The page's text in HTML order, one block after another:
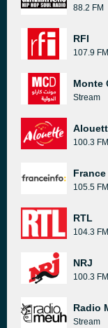
88.2 FM
RFI
107.9 FM
Monte
Stream
100.3 FM
105.5 FM
RTL
104.3 FM
NRJ
100.3 FM
Radio
Stream